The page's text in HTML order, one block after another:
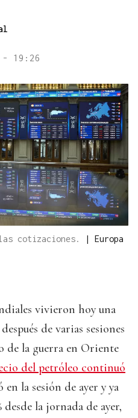
- 19:26
cotizaciones. | Europa
vivieron hoy una
después de varias sesiones
de la guerra en Oriente
del petróleo continuó
la sesión de ayer y ya
desde la jornada de ayer,